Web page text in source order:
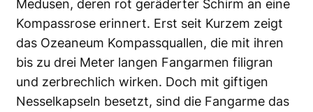
Medusen, deren rot geräderter Schirm an eine
Kompassrose erinnert. Erst seit Kurzem zeigt
das Ozeaneum Kompassquallen, die mit ihren
bis zu drei Meter langen Fangarmen filigran
und zerbrechlich wirken. Doch mit giftigen
Nesselkapseln besetzt, sind die Fangarme das